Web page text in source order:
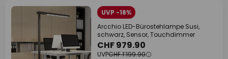
UVP -18%
Arcchio LED-Bürostehlampe Susi,
schwarz, Sensor, Touchdimmer
CHF 979.90
UVPCHF 1’199.90